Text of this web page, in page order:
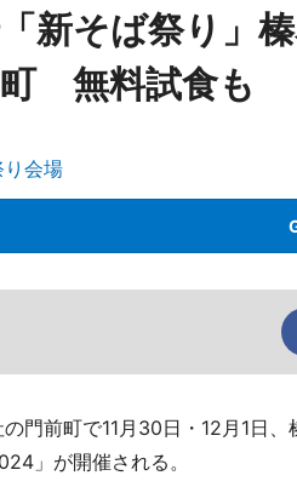
新そば祭り」
町 無料試食も
会場
門前町で11月30日・12月1日
」が開催される。